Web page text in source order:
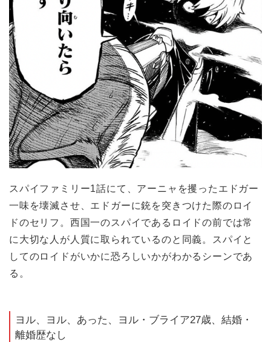
スパイファミリー1話にて、アーニャを攫ったエドガー
一味を壊滅させ、エドガーに銃を突きつけた際のロイ
ドのセリフ。西国一のスパイであるロイドの前では常
に大切な人が人質に取られているのと同義。スパイと
してのロイドがいかに恐ろしいかがわかるシーンであ
る。
ヨル、ヨル、あった、ヨル・ブライア27歳、結婚・
離婚歴なし